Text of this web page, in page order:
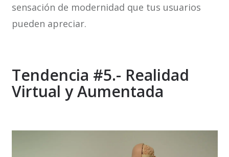
sensación de modernidad que tus usuarios
pueden apreciar.
Tendencia #5.- Realidad
Virtual y Aumentada